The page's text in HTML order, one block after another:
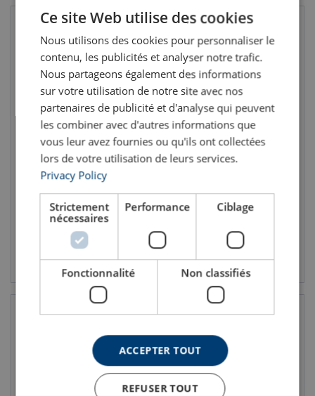
Anneau articulé
PowerPoint® RUD PP-VIP
CMU: 0.63 - 8 tonne(s)
Coefficient de sécurité: 4:1
Anneau de levage RUD B-
ABA
Ce site Web utilise des cookies
Nous utilisons des cookies pour personnaliser le
contenu, les publicités et analyser notre trafic.
Nous partageons également des informations
sur votre utilisation de notre site avec nos
partenaires de publicité et d'analyse qui peuvent
les combiner avec d'autres informations que
vous leur avez fournies ou qu'ils ont collectées
lors de votre utilisation de leurs services.
Privacy Policy
Strictement
nécessaires
Performance Ciblage
Fonctionnalité Non classifiés
ACCEPTER TOUT
REFUSER TOUT